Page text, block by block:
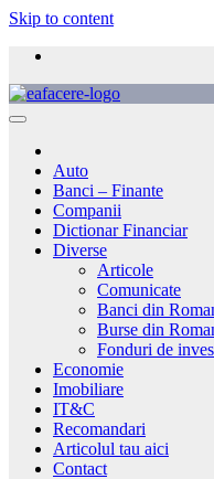
Skip to content
Auto
Banci – Finante
Companii
Dictionar Financiar
Diverse
Articole
Comunicate
Banci din
Burse din
Fonduri de
Economie
Imobiliare
IT&C
Recomandari
Articolul tau aici
Contact